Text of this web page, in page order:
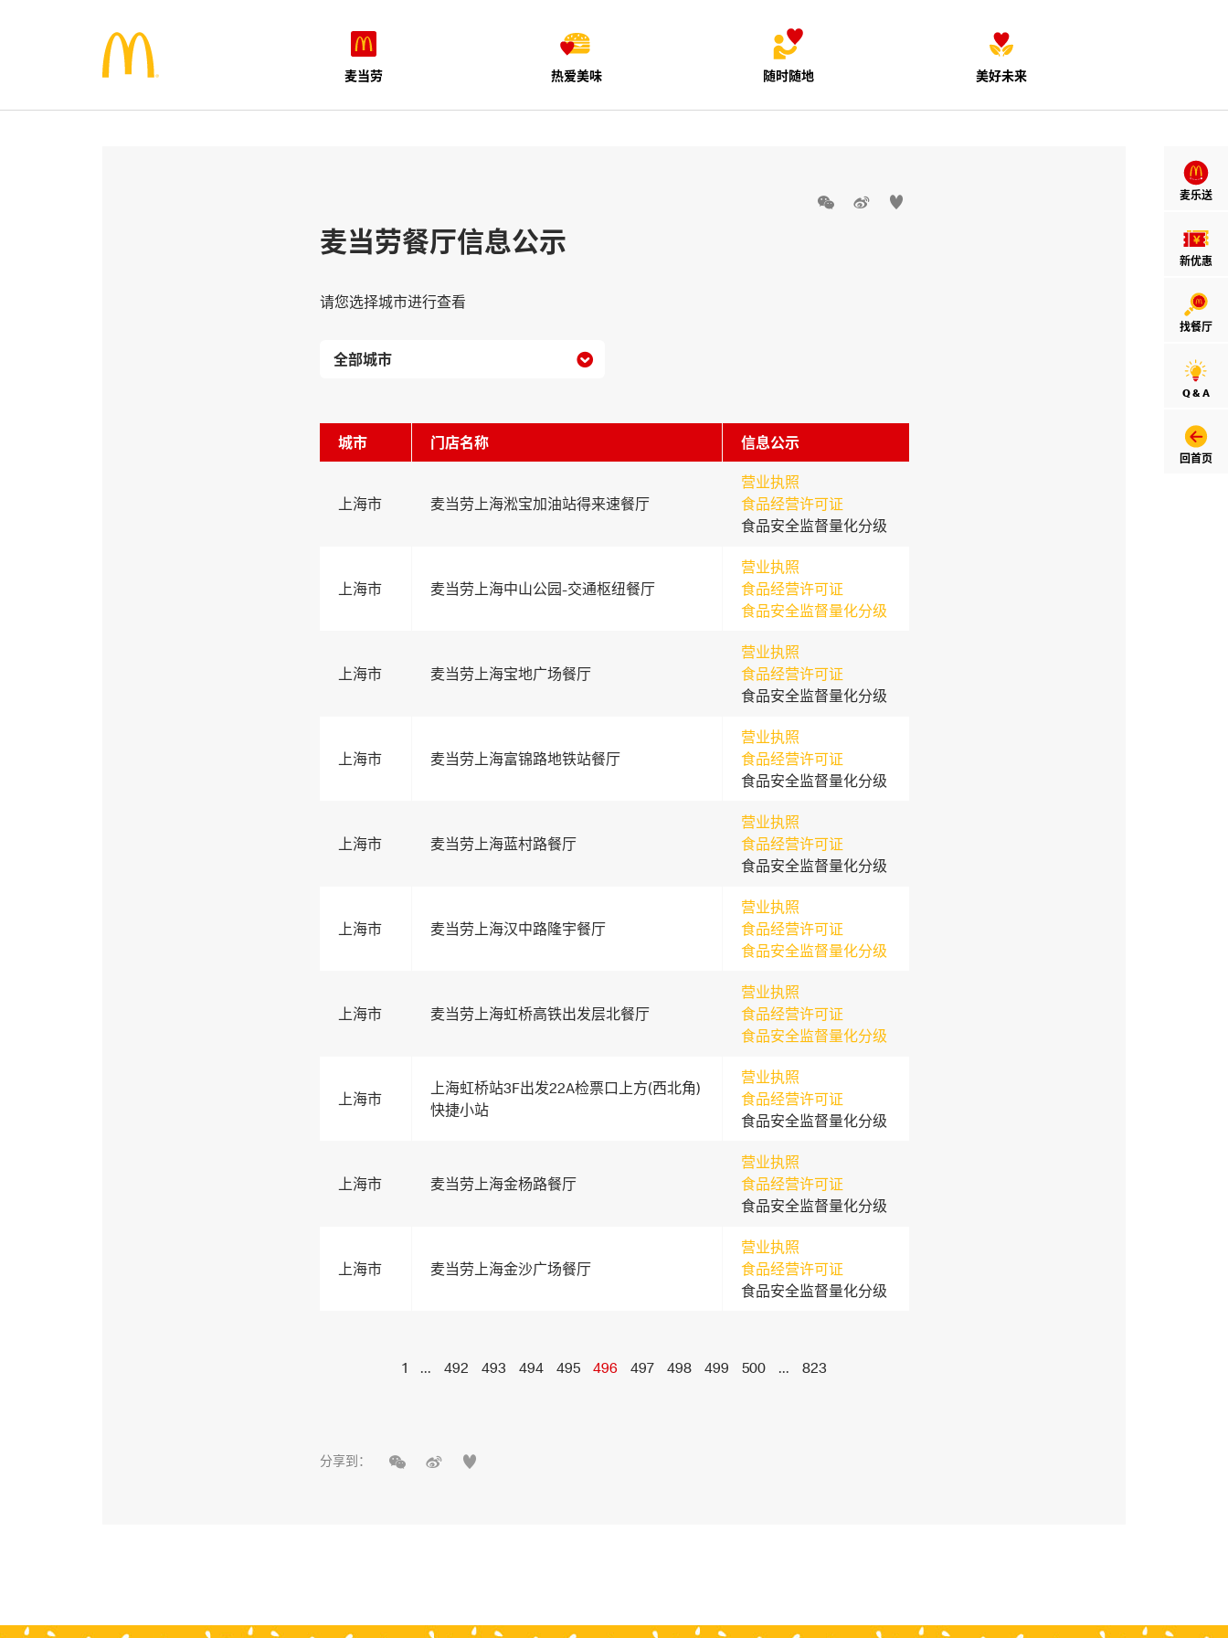
麦当劳 热爱美味 随时随地 美好未来
麦乐送
新优惠
找餐厅
Q & A
回首页
  
麦当劳餐厅信息公示
请您选择城市进行查看

城市 门店名称 信息公示
上海市 麦当劳上海淞宝加油站得来速餐厅
营业执照
食品经营许可证
食品安全监督量化分级
上海市 麦当劳上海中山公园-交通枢纽餐厅
营业执照
食品经营许可证
食品安全监督量化分级
上海市 麦当劳上海宝地广场餐厅
营业执照
食品经营许可证
食品安全监督量化分级
上海市 麦当劳上海富锦路地铁站餐厅
营业执照
食品经营许可证
食品安全监督量化分级
上海市 麦当劳上海蓝村路餐厅
营业执照
食品经营许可证
食品安全监督量化分级
上海市 麦当劳上海汉中路隆宇餐厅
营业执照
食品经营许可证
食品安全监督量化分级
上海市 麦当劳上海虹桥高铁出发层北餐厅
营业执照
食品经营许可证
食品安全监督量化分级
上海市
上海虹桥站3F出发22A检票口上方(西北角)
快捷小站
营业执照
食品经营许可证
食品安全监督量化分级
上海市 麦当劳上海金杨路餐厅
营业执照
食品经营许可证
食品安全监督量化分级
上海市 麦当劳上海金沙广场餐厅
营业执照
食品经营许可证
食品安全监督量化分级
1 ... 492 493 494 495 496 497 498 499 500 ... 823
分享到：   